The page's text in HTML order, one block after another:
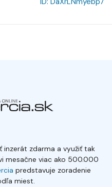
zdarma a využiť tak
mesačne viac ako 500.000
predstavuje zoradenie
miest.